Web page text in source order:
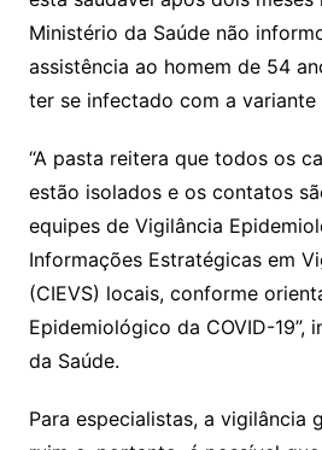
Ministério da Saúde não
assistência ao homem de 54
ter se infectado com a variante
“A pasta reitera que todos os
estão isolados e os contatos
equipes de Vigilância
Informações Estratégicas em
(CIEVS) locais, conforme
Epidemiológico da COVID-19”,
da Saúde.
Para especialistas, a vigilância